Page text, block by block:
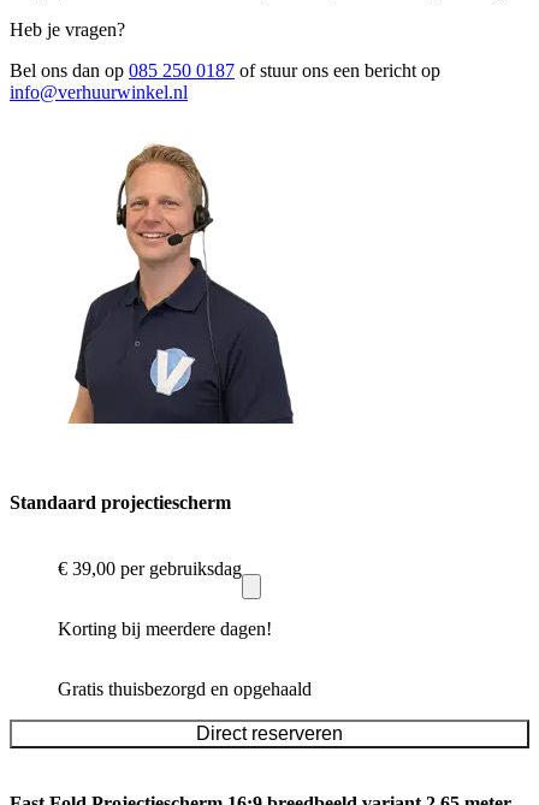
Heb je vragen?
Bel ons dan op 085 250 0187 of stuur ons een bericht op
info@verhuurwinkel.nl
Standaard projectiescherm
€ 39,00 per gebruiksdag
Korting bij meerdere dagen!
Gratis thuisbezorgd en opgehaald
Direct reserveren